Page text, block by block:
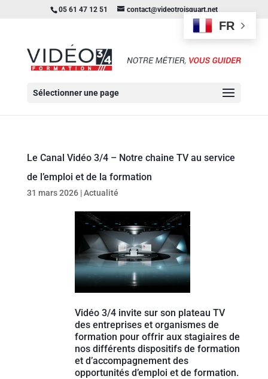
05 61 47 12 51 contact@videotroisquart.net
Sélectionner une page
Le Canal Vidéo 3/4 – Notre chaine TV au service
de l’emploi et de la formation
31 mars 2026|Actualité
Vidéo 3/4 invite sur son plateau TV
des entreprises et organismes de
formation pour offrir aux stagiaires de
nos différents dispositifs de formation
et d’accompagnement des
opportunités d’emploi et de formation.
FR